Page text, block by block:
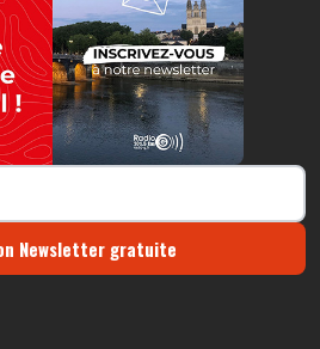
Newsletter gratuite